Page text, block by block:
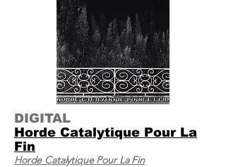
DIGITAL
Horde Catalytique Pour La
Fin
Horde Catalytique Pour La Fin